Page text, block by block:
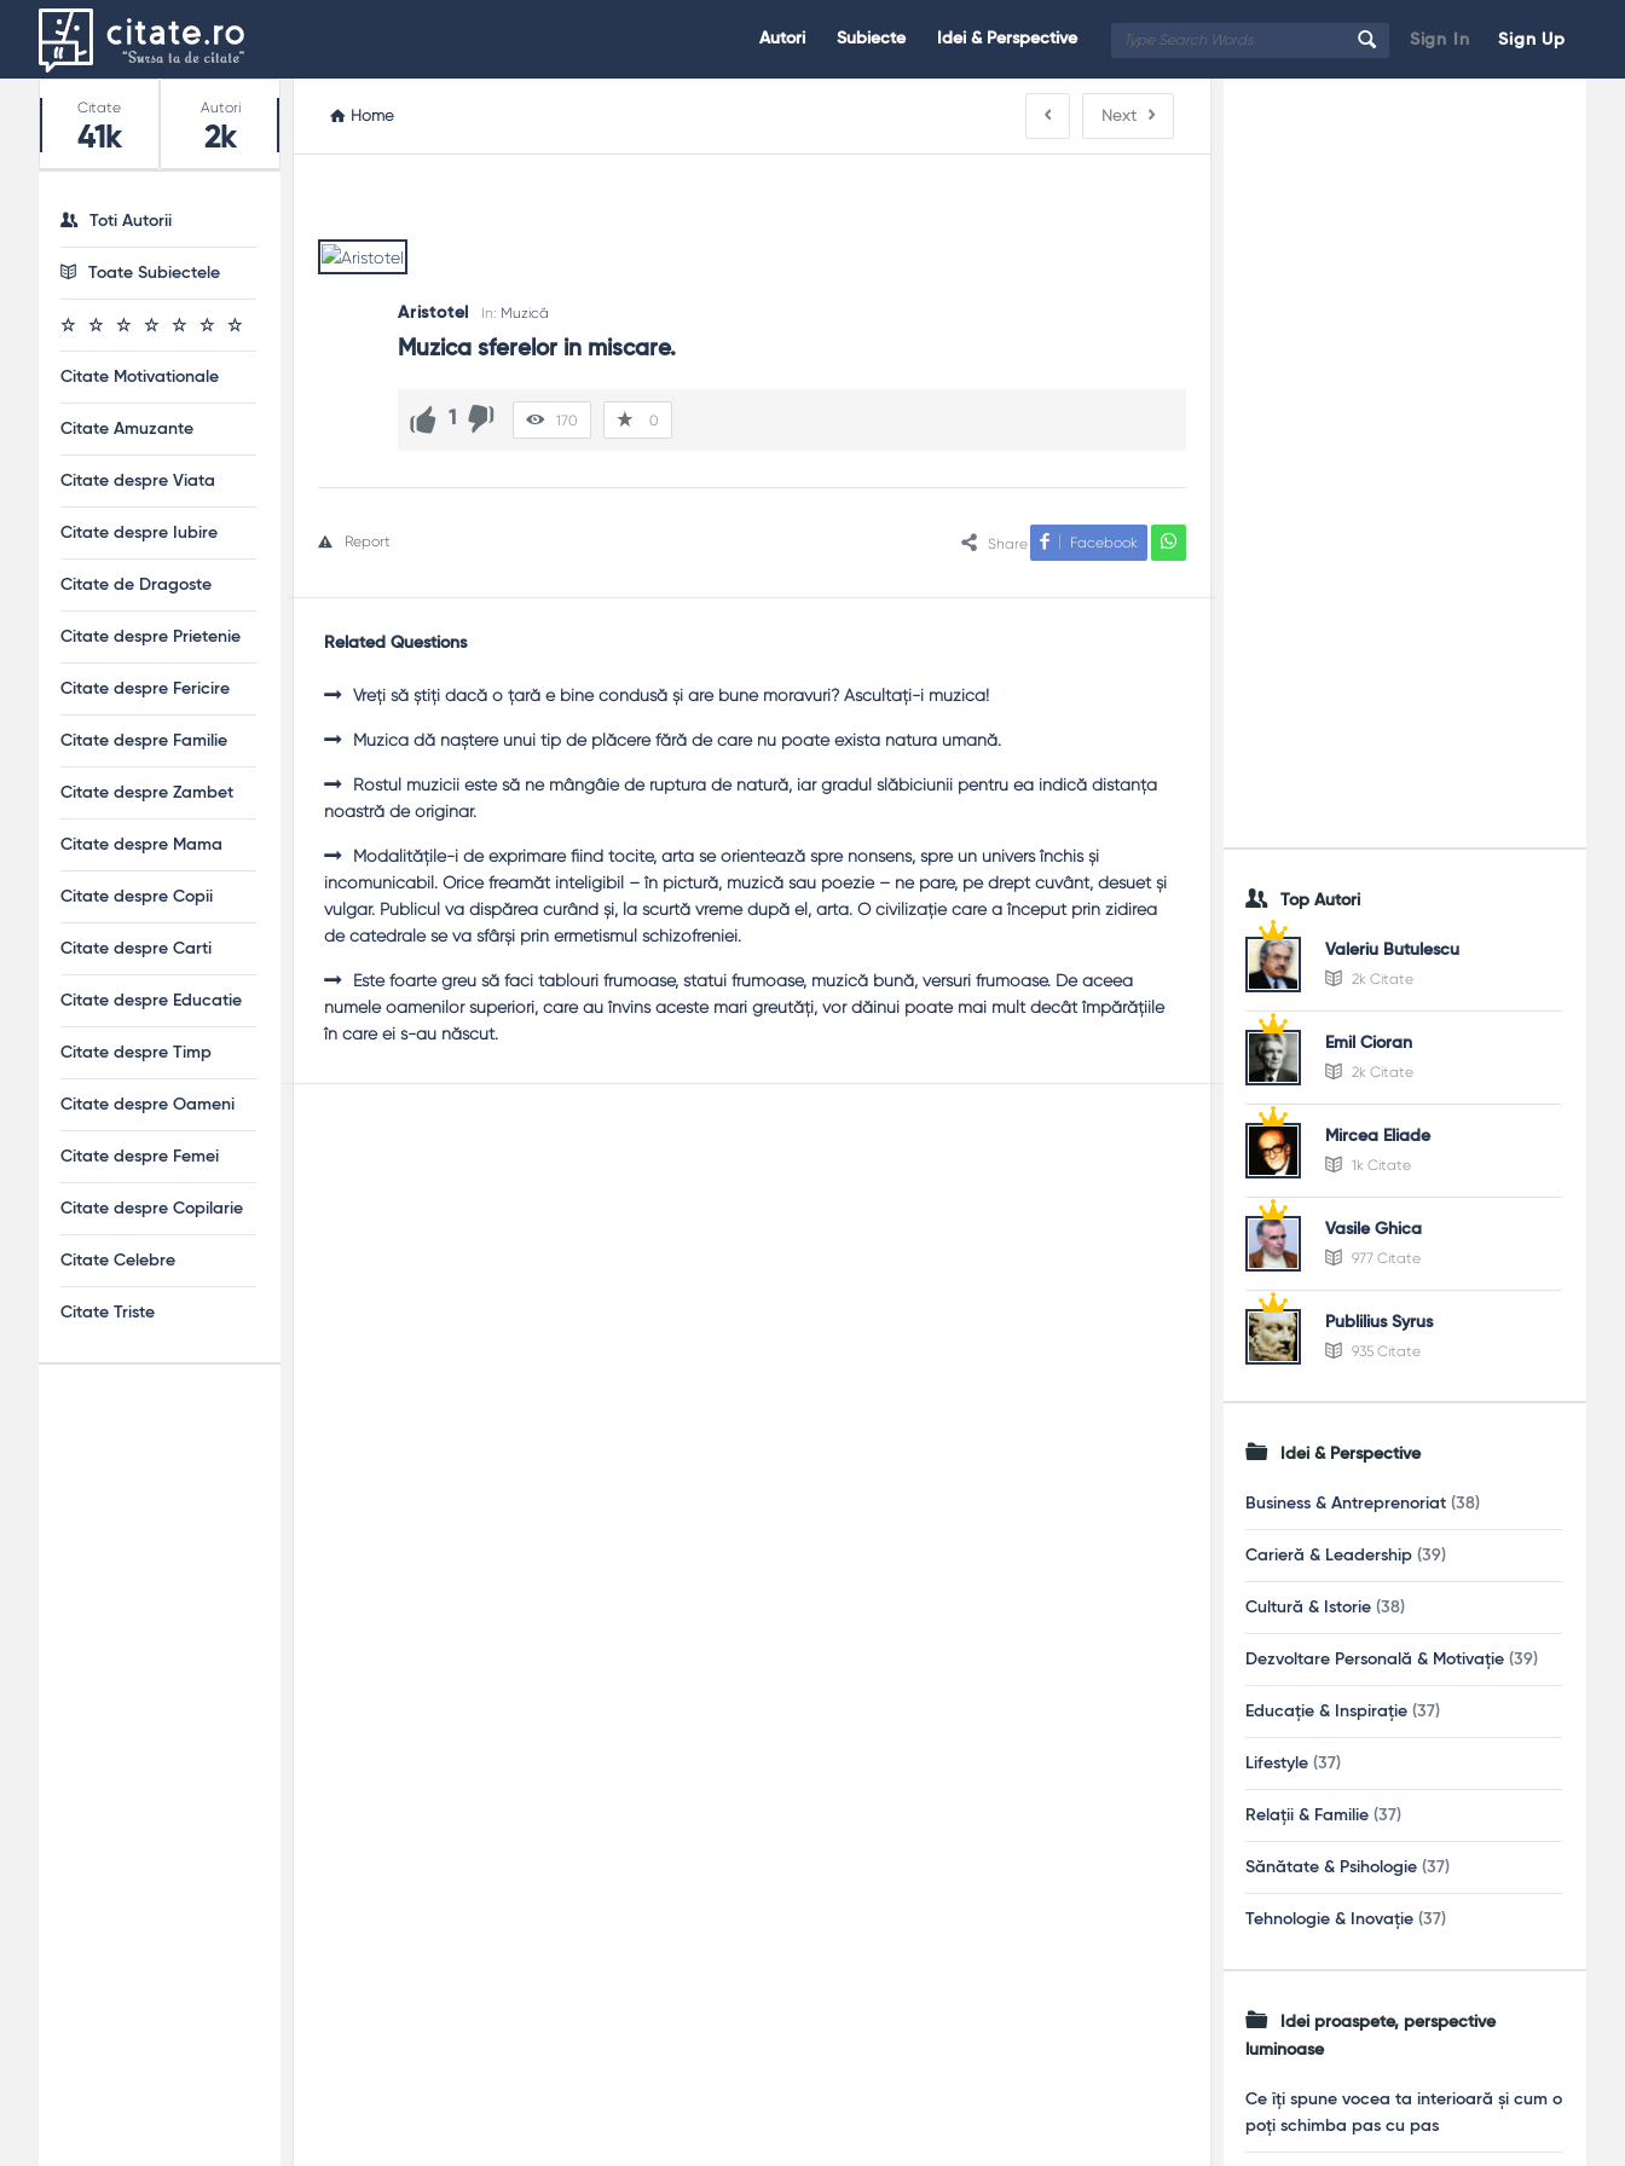
Sign In Sign Up
Citate.ro
Autori Subiecte Idei & Perspective
Home Next
Aristotel In: Muzică
Muzica sferelor in miscare.
1 170 0
Share Facebook
Report
Related Questions
Vreţi să ştiţi dacă o ţară e bine condusă şi are bune moravuri? Ascultaţi-i muzica!
Muzica dă naştere unui tip de plăcere fără de care nu poate exista natura umană.
Rostul muzicii este să ne mângâie de ruptura de natură, iar gradul slăbiciunii pentru ea indică distanţa
noastră de originar.
Modalităţile-i de exprimare fiind tocite, arta se orientează spre nonsens, spre un univers închis şi
incomunicabil. Orice freamăt inteligibil – în pictură, muzică sau poezie – ne pare, pe drept cuvânt, desuet şi
vulgar. Publicul va dispărea curând şi, la scurtă vreme după el, arta. O civilizaţie care a început prin zidirea
de catedrale se va sfârşi prin ermetismul schizofreniei.
Este foarte greu să faci tablouri frumoase, statui frumoase, muzică bună, versuri frumoase. De aceea
numele oamenilor superiori, care au învins aceste mari greutăţi, vor dăinui poate mai mult decât împărăţiile
în care ei s-au născut.
Top Autori
Valeriu Butulescu
2k Citate
Emil Cioran
2k Citate
Mircea Eliade
1k Citate
Vasile Ghica
977 Citate
Publilius Syrus
935 Citate
Idei & Perspective
Business & Antreprenoriat (38)
Carieră & Leadership (39)
Cultură & Istorie (38)
Dezvoltare Personală & Motivație (39)
Educație & Inspirație (37)
Lifestyle (37)
Relații & Familie (37)
Sănătate & Psihologie (37)
Tehnologie & Inovație (37)
Idei proaspete, perspective
luminoase
Ce îți spune vocea ta interioară și cum o
poți schimba pas cu pas
Stats
Citate
41k
Autori
2k
Toti Autorii
Toate Subiectele
Citate Motivationale
Citate Amuzante
Citate despre Viata
Citate despre Iubire
Citate de Dragoste
Citate despre Prietenie
Citate despre Fericire
Citate despre Familie
Citate despre Zambet
Citate despre Mama
Citate despre Copii
Citate despre Carti
Citate despre Educatie
Citate despre Timp
Citate despre Oameni
Citate despre Femei
Citate despre Copilarie
Citate Celebre
Citate Triste